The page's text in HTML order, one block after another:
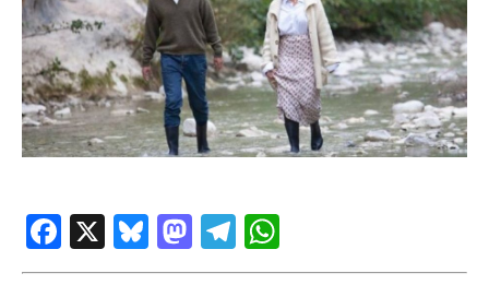
Facebook
X Bluesky
Mastodon
Telegram